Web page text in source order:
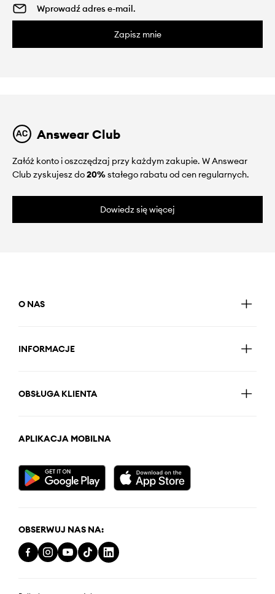
Zapisz mnie
Answear Club
Załóż konto i oszczędzaj przy każdym zakupie. W Answear
Club zyskujesz do20%stałego rabatu od cen regularnych.
Dowiedz się więcej
O NAS
INFORMACJE
OBSŁUGA KLIENTA
APLIKACJA MOBILNA
OBSERWUJ NAS NA: